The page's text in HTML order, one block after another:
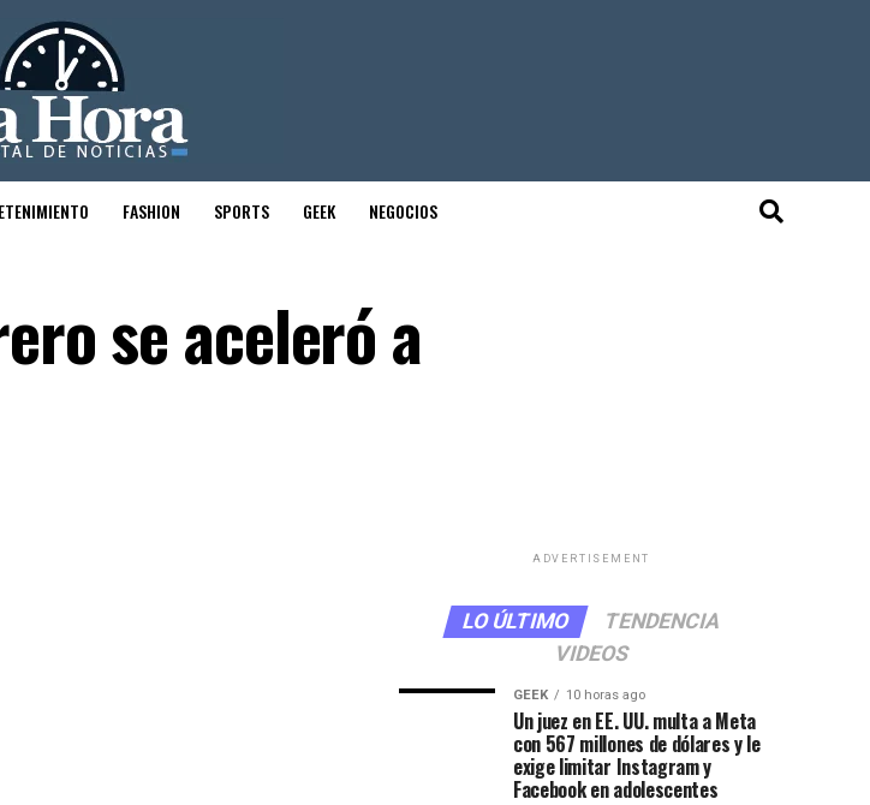
FASHION SPORTS GEEK NEGOCIOS
se aceleró a
ADVERTISEMENT
LO ÚLTIMO
TENDENCIA
VIDEOS
GEEK 10 horas ago
Un juez en EE. UU. multa a Meta
con 567 millones de dólares y le
exige limitar Instagram y
Facebook en adolescentes